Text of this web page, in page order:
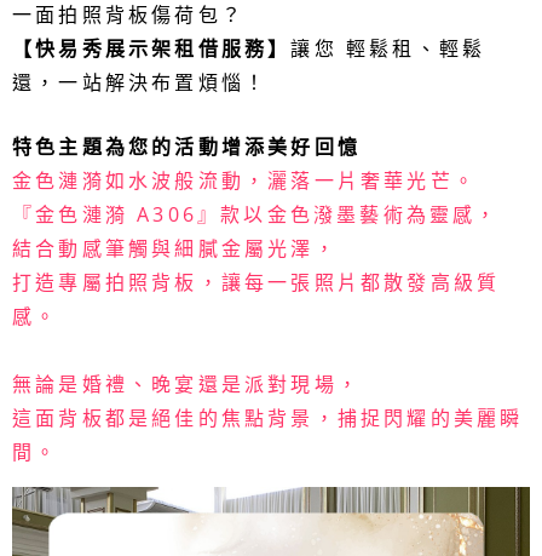
一面拍照背板傷荷包？
【快易秀展示架租借服務】讓您 輕鬆租、輕鬆
還，一站解決布置煩惱！
特色主題為您的活動增添美好回憶
金色漣漪如水波般流動，灑落一片奢華光芒。
『金色漣漪 A306』款以金色潑墨藝術為靈感，
結合動感筆觸與細膩金屬光澤，
打造專屬拍照背板，讓每一張照片都散發高級質
感。
無論是婚禮、晚宴還是派對現場，
這面背板都是絕佳的焦點背景，捕捉閃耀的美麗瞬
間。